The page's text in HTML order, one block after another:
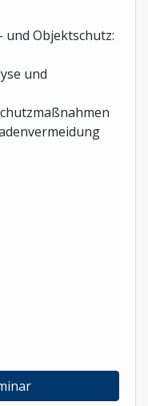
und Objektschutz:
und